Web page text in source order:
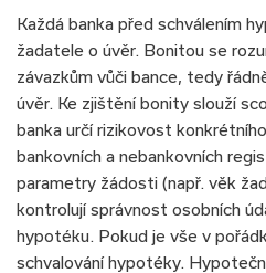
Každá banka před schválením
žadatele o úvěr. Bonitou se
závazkům vůči bance, tedy
úvěr. Ke zjištění bonity slouží
banka určí rizikovost
bankovních a nebankovních
parametry žádosti (např. věk
kontrolují správnost osobních
hypotéku. Pokud je vše v
schvalování hypotéky.